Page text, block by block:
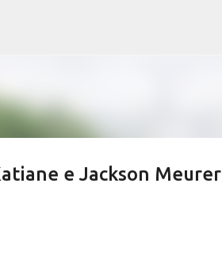
e Jackson Meurer